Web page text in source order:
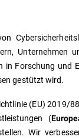
Unternehmen
in Forschung und
gestützt wird.
(EU) 2019/
(
Wir